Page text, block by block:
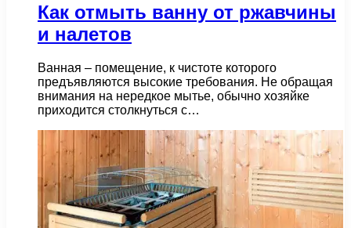
Как отмыть ванну от ржавчины
и налетов
Ванная – помещение, к чистоте которого
предъявляются высокие требования. Не обращая
внимания на нередкое мытье, обычно хозяйке
приходится столкнуться с…